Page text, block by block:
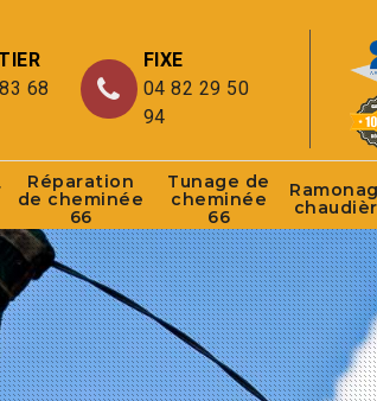
68
FIXE
04 82 29 50
94
Réparation
de cheminée
66
Tunage de
cheminée
66